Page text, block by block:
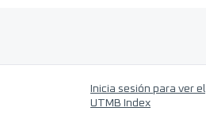
Inicia sesión para ver el
UTMB Index